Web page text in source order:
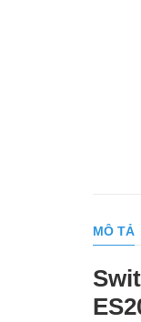
MÔ TẢ